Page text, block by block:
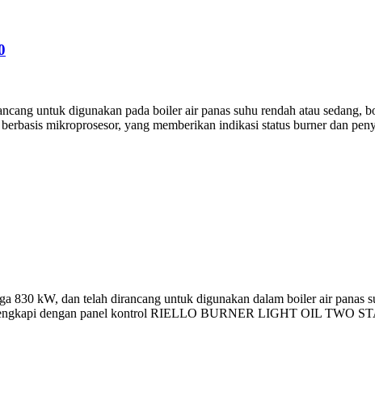
untuk digunakan pada boiler air panas suhu rendah atau sedang,
mikroprosesor, yang memberikan indikasi status burner dan
830 kW, dan telah dirancang untuk digunakan dalam boiler air panas
dengan panel kontrol RIELLO BURNER LIGHT OIL TWO